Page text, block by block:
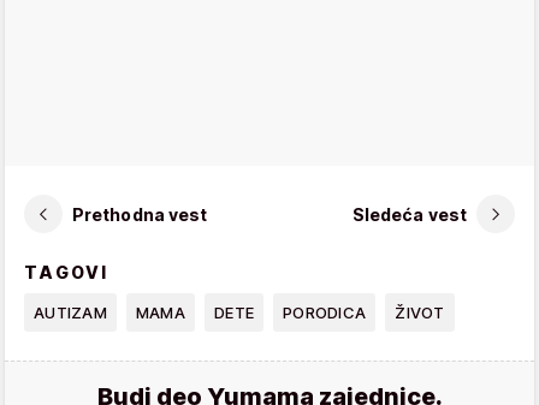
Prethodna vest Sledeća vest
TAGOVI
AUTIZAM MAMA DETE PORODICA ŽIVOT
Budi deo Yumama zajednice.